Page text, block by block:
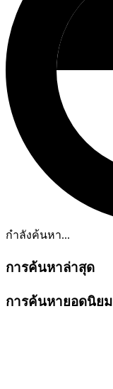
กำลังค้นหา...
การค้นหาล่าสุด
การค้นหายอดนิยม